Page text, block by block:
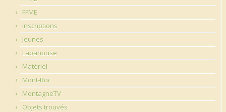
FFME
inscriptions
Jeunes
Lapanouse
Matériel
Mont-Roc
MontagneTV
Objets trouvés